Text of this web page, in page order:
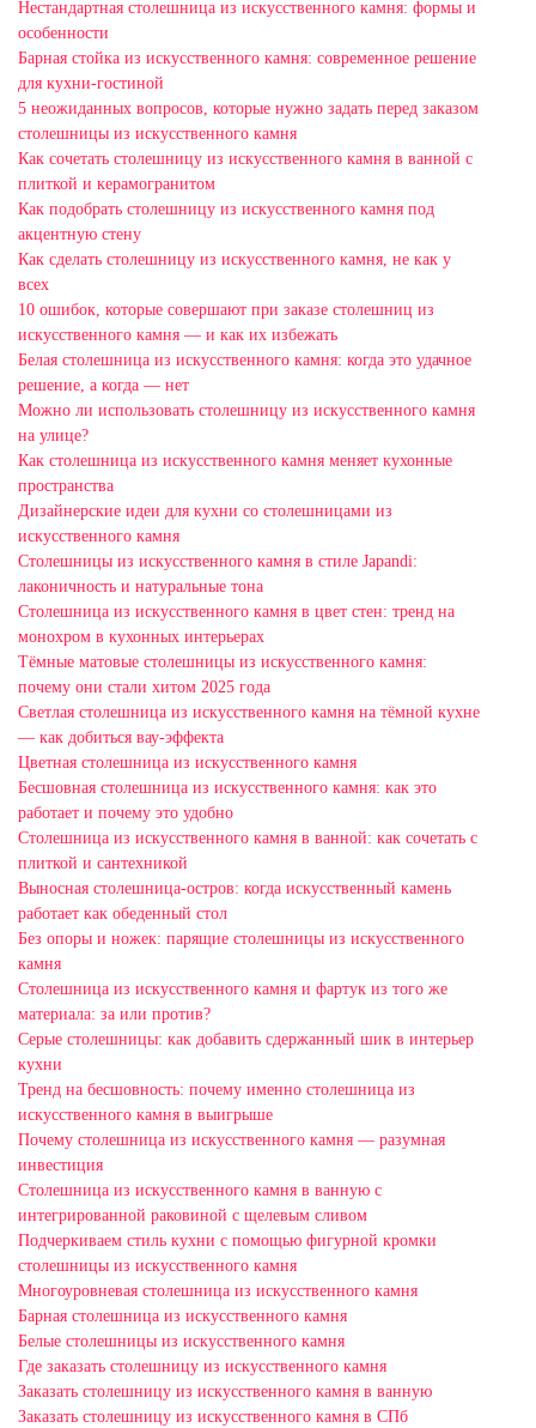
Нестандартная столешница из искусственного камня: формы и
особенности
Барная стойка из искусственного камня: современное решение
для кухни-гостиной
5 неожиданных вопросов, которые нужно задать перед заказом
столешницы из искусственного камня
Как сочетать столешницу из искусственного камня в ванной с
плиткой и керамогранитом
Как подобрать столешницу из искусственного камня под
акцентную стену
Как сделать столешницу из искусственного камня, не как у
всех
10 ошибок, которые совершают при заказе столешниц из
искусственного камня — и как их избежать
Белая столешница из искусственного камня: когда это удачное
решение, а когда — нет
Можно ли использовать столешницу из искусственного камня
на улице?
Как столешница из искусственного камня меняет кухонные
пространства
Дизайнерские идеи для кухни со столешницами из
искусственного камня
Столешницы из искусственного камня в стиле Japandi:
лаконичность и натуральные тона
Столешница из искусственного камня в цвет стен: тренд на
монохром в кухонных интерьерах
Тёмные матовые столешницы из искусственного камня:
почему они стали хитом 2025 года
Светлая столешница из искусственного камня на тёмной кухне
— как добиться вау-эффекта
Цветная столешница из искусственного камня
Бесшовная столешница из искусственного камня: как это
работает и почему это удобно
Столешница из искусственного камня в ванной: как сочетать с
плиткой и сантехникой
Выносная столешница-остров: когда искусственный камень
работает как обеденный стол
Без опоры и ножек: парящие столешницы из искусственного
камня
Столешница из искусственного камня и фартук из того же
материала: за или против?
Серые столешницы: как добавить сдержанный шик в интерьер
кухни
Тренд на бесшовность: почему именно столешница из
искусственного камня в выигрыше
Почему столешница из искусственного камня — разумная
инвестиция
Столешница из искусственного камня в ванную с
интегрированной раковиной с щелевым сливом
Подчеркиваем стиль кухни с помощью фигурной кромки
столешницы из искусственного камня
Многоуровневая столешница из искусственного камня
Барная столешница из искусственного камня
Белые столешницы из искусственного камня
Где заказать столешницу из искусственного камня
Заказать столешницу из искусственного камня в ванную
Заказать столешницу из искусственного камня в СПб